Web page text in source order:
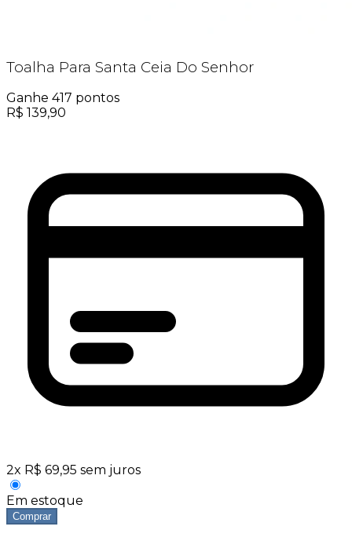
Toalha Para Santa Ceia Do Senhor
Ganhe 417 pontos
R$ 139,90
2x R$ 69,95 sem juros
Em estoque
Comprar